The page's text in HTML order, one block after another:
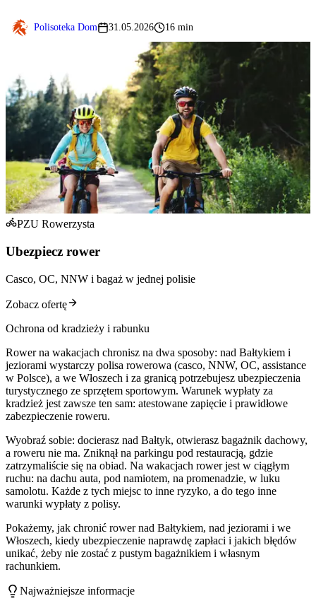
Polisoteka Dom 31.05.2026 16 min
PZU Rowerzysta
Ubezpiecz rower
Casco, OC, NNW i bagaż w jednej polisie
Zobacz ofertę
Ochrona od kradzieży i rabunku
Rower na wakacjach chronisz na dwa sposoby: nad Bałtykiem i
jeziorami wystarczy polisa rowerowa (casco, NNW, OC, assistance
w Polsce), a we Włoszech i za granicą potrzebujesz ubezpieczenia
turystycznego ze sprzętem sportowym. Warunek wypłaty za
kradzież jest zawsze ten sam: atestowane zapięcie i prawidłowe
zabezpieczenie roweru.
Wyobraź sobie: docierasz nad Bałtyk, otwierasz bagażnik dachowy,
a roweru nie ma. Zniknął na parkingu pod restauracją, gdzie
zatrzymaliście się na obiad. Na wakacjach rower jest w ciągłym
ruchu: na dachu auta, pod namiotem, na promenadzie, w luku
samolotu. Każde z tych miejsc to inne ryzyko, a do tego inne
warunki wypłaty z polisy.
Pokażemy, jak chronić rower nad Bałtykiem, nad jeziorami i we
Włoszech, kiedy ubezpieczenie naprawdę zapłaci i jakich błędów
unikać, żeby nie zostać z pustym bagażnikiem i własnym
rachunkiem.
Najważniejsze informacje